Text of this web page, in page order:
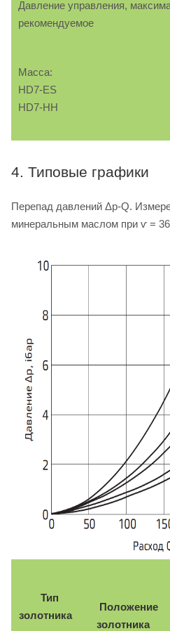
Давление управления,
рекомендуемое
Масса:
HD7-ES
HD7-HH
4. Типовые графики
Перепад давлений Δp-Q.
минеральным маслом при ѵ =
Тип
золотника
Положение
золотника